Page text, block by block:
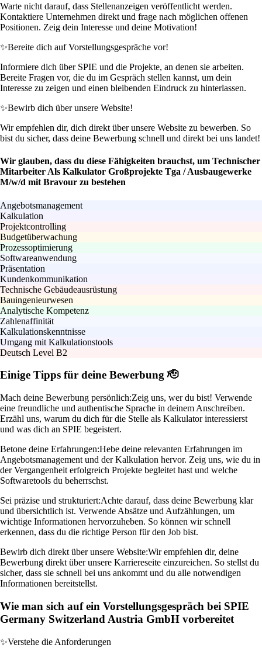
Warte nicht darauf, dass Stellenanzeigen veröffentlicht werden.
Kontaktiere Unternehmen direkt und frage nach möglichen offenen
Positionen. Zeig dein Interesse und deine Motivation!
✨Bereite dich auf Vorstellungsgespräche vor!
Informiere dich über SPIE und die Projekte, an denen sie arbeiten.
Bereite Fragen vor, die du im Gespräch stellen kannst, um dein
Interesse zu zeigen und einen bleibenden Eindruck zu hinterlassen.
✨Bewirb dich über unsere Website!
Wir empfehlen dir, dich direkt über unsere Website zu bewerben. So
bist du sicher, dass deine Bewerbung schnell und direkt bei uns landet!
Wir glauben, dass du diese Fähigkeiten brauchst, um Technischer
Mitarbeiter Als Kalkulator Großprojekte Tga / Ausbaugewerke
M/w/d mit Bravour zu bestehen
Angebotsmanagement
Kalkulation
Projektcontrolling
Budgetüberwachung
Prozessoptimierung
Softwareanwendung
Präsentation
Kundenkommunikation
Technische Gebäudeausrüstung
Bauingenieurwesen
Analytische Kompetenz
Zahlenaffinität
Kalkulationskenntnisse
Umgang mit Kalkulationstools
Deutsch Level B2
Einige Tipps für deine Bewerbung 🫡
Mach deine Bewerbung persönlich:Zeig uns, wer du bist! Verwende
eine freundliche und authentische Sprache in deinem Anschreiben.
Erzähl uns, warum du dich für die Stelle als Kalkulator interessierst
und was dich an SPIE begeistert.
Betone deine Erfahrungen:Hebe deine relevanten Erfahrungen im
Angebotsmanagement und der Kalkulation hervor. Zeig uns, wie du in
der Vergangenheit erfolgreich Projekte begleitet hast und welche
Softwaretools du beherrschst.
Sei präzise und strukturiert:Achte darauf, dass deine Bewerbung klar
und übersichtlich ist. Verwende Absätze und Aufzählungen, um
wichtige Informationen hervorzuheben. So können wir schnell
erkennen, dass du die richtige Person für den Job bist.
Bewirb dich direkt über unsere Website:Wir empfehlen dir, deine
Bewerbung direkt über unsere Karriereseite einzureichen. So stellst du
sicher, dass sie schnell bei uns ankommt und du alle notwendigen
Informationen bereitstellst.
Wie man sich auf ein Vorstellungsgespräch bei SPIE
Germany Switzerland Austria GmbH vorbereitet
✨Verstehe die Anforderungen